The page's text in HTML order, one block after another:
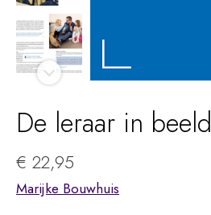
De leraar in beeld
€ 22,95
Marijke Bouwhuis